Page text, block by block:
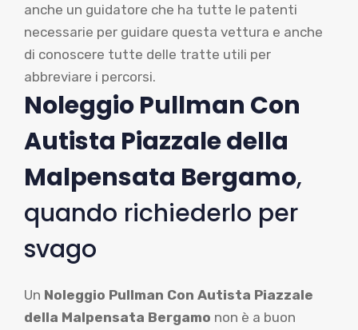
anche un guidatore che ha tutte le patenti
necessarie per guidare questa vettura e anche
di conoscere tutte delle tratte utili per
abbreviare i percorsi.
Noleggio Pullman Con
Autista Piazzale della
Malpensata Bergamo,
quando richiederlo per
svago
Un Noleggio Pullman Con Autista Piazzale
della Malpensata Bergamo non è a buon